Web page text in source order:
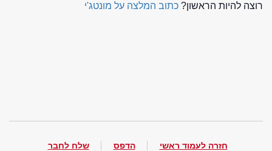
רוצה להיות הראשון? כתוב המלצה על מונטג'י
חזרה לעמוד ראשי הדפס שלח לחבר